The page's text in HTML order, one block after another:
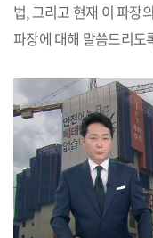
법, 그리고 현재 이 파장
파장에 대해 말씀드리도